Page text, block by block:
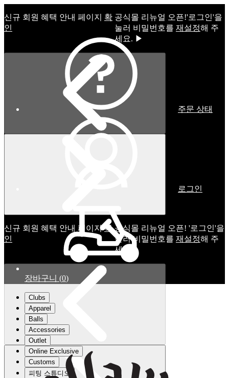
신규 회원 혜택 안내 페이지 확
인
공식몰 리뉴얼 오픈!ㅤ'로그인'을
눌러 비밀번호를 재설정해 주
세요. ▶
신규 회원 혜택 안내 페이지확
인
공식몰 리뉴얼 오픈! '로그인'을
눌러 비밀번호를 재설정해 주
세요.
주문 상태
로그인
장바구니 (0)
Clubs
Apparel
Balls
Accessories
Outlet
Online Exclusive
Customs
피팅 스튜디오